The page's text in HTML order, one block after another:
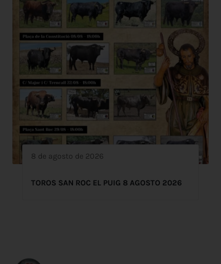
8 de agosto de 2026
TOROS SAN ROC EL PUIG 8 AGOSTO 2026